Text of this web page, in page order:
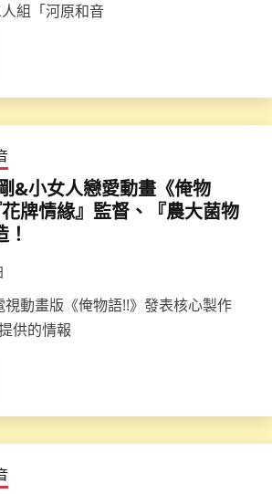
組「河原和音
&小女人戀愛動畫《俺物
牌情緣』監督、『農大菌物
動畫版《俺物語!!》發表核心製作
供的情報